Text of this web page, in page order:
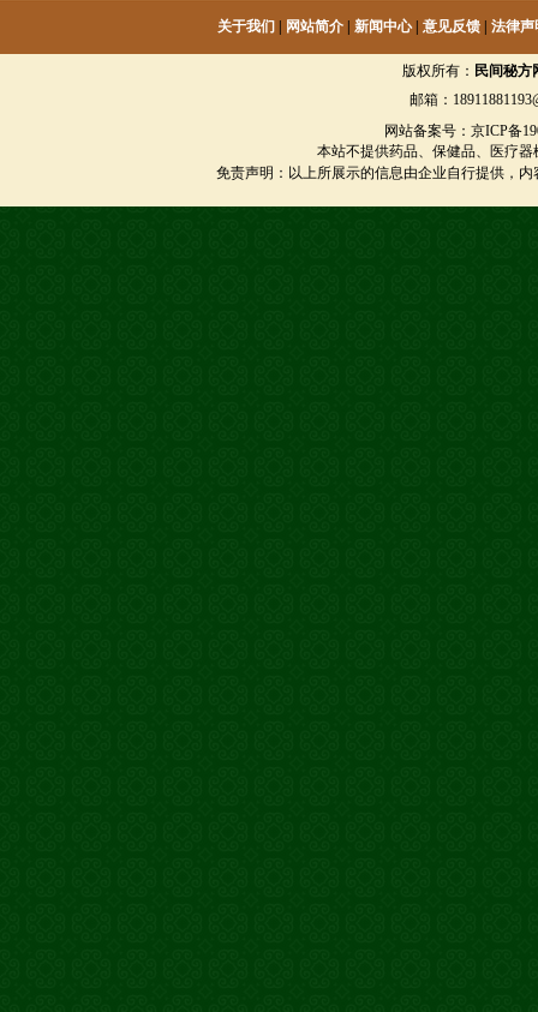
关于我们 网站简介 新闻中心| 意见反馈 法律声
版权所有： 民间秘方
邮箱：
网站备案号：京ICP备
本站不提供药品、保健品、医疗
免责声明：以上所展示的信息由企业自行提供，